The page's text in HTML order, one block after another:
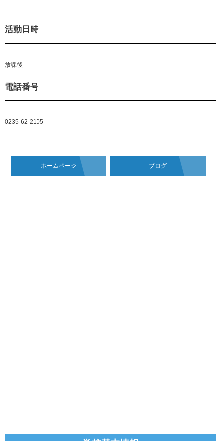
活動日時
放課後
電話番号
0235-62-2105
ホームページ ブログ